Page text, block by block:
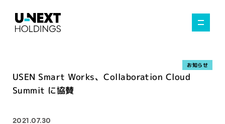
USEN Smart Works、Collaboration Cloud
Summit に協賛
お知らせ
2021.07.30